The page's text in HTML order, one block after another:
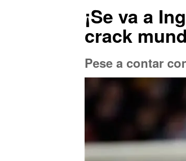
¡Se va a
crack
Pese a contar